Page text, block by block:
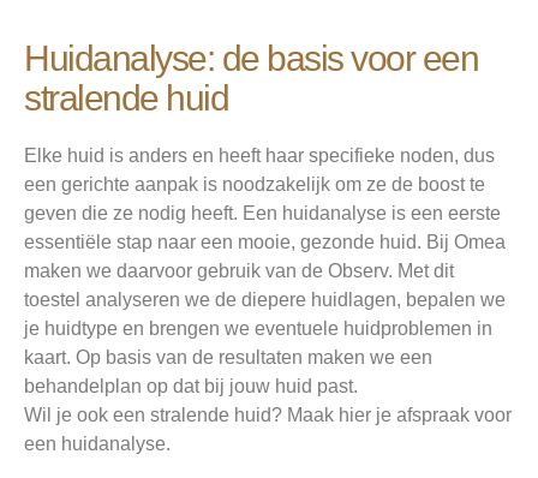
Huidanalyse: de basis voor een
stralende huid
Elke huid is anders en heeft haar specifieke noden, dus
een gerichte aanpak is noodzakelijk om ze de boost te
geven die ze nodig heeft. Een huidanalyse is een eerste
essentiële stap naar een mooie, gezonde huid. Bij Omea
maken we daarvoor gebruik van de Observ. Met dit
toestel analyseren we de diepere huidlagen, bepalen we
je huidtype en brengen we eventuele huidproblemen in
kaart. Op basis van de resultaten maken we een
behandelplan op dat bij jouw huid past.
Wil je ook een stralende huid? Maak hier je afspraak voor
een huidanalyse.